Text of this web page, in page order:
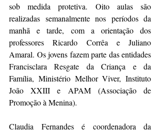
sob medida protetiva. Oito aulas são
realizadas semanalmente nos períodos da
manhã e tarde, com a orientação dos
professores Ricardo Corrêa e Juliano
Amaral. Os jovens fazem parte das entidades
Francisclara Resgate da Criança e da
Família, Ministério Melhor Viver, Instituto
João XXIII e APAM (Associação de
Promoção à Menina).
Claudia Fernandes é coordenadora da